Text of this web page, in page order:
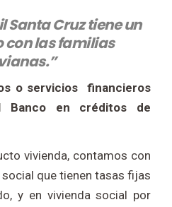
Santa Cruz tiene un
las familias
o servicios financieros
Banco en créditos de
vivienda, contamos con
que tienen tasas fijas
y en vivienda social por